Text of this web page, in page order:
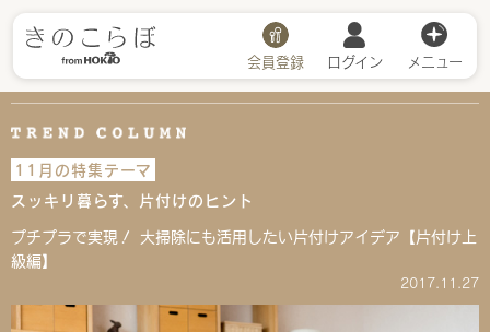
会員登録 ログイン メニュー
11月の特集テーマ
スッキリ暮らす、片付けのヒント
プチプラで実現！ 大掃除にも活用したい片付けアイデア【片付け上
級編】
2017.11.27